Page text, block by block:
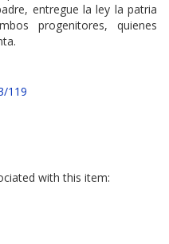
entregue la ley la patria
progenitores, quienes
119
with this item: